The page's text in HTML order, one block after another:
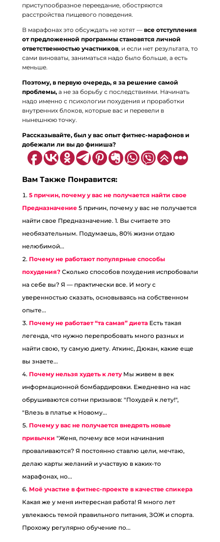
приступообразное переедание, обостряются
расстройства пищевого поведения.
В марафонах это обсуждать не хотят — все отступления
от предложенной программы становятся личной
ответственностью участников, и если нет результата, то
сами виноваты, заниматься надо было больше, а есть
меньше.
Поэтому, в первую очередь, я за решение самой
проблемы,а не за борьбу с последствиями. Начинать
надо именно с психологии похудения и проработки
внутренних блоков, которые вас и перевели в
нынешнюю точку.
Рассказывайте, был у вас опыт фитнес-марафонов и
добежали ли вы до финиша?
Вам Также Понравится:
5 причин, почему у вас не получается найти свое
Предназначение 5 причин, почему у вас не получается
найти свое Предназначение. 1. Вы считаете это
необязательным. Подумаешь, 80% жизни отдаю
нелюбимой...
Почему не работают популярные способы
похудения? Сколько способов похудения испробовали
на себе вы? Я — практически все. И могу с
уверенностью сказать, основываясь на собственном
опыте...
Почему не работает “та самая” диета Есть такая
легенда, что нужно перепробовать много разных и
найти свою, ту самую диету. Аткинс, Дюкан, какие еще
вы знаете...
Почему нельзя худеть к лету Мы живем в век
информационной бомбардировки. Ежедневно на нас
обрушиваются сотни призывов: "Похудей к лету!",
"Влезь в платье к Новому...
Почему у вас не получается внедрять новые
привычки "Женя, почему все мои начинания
проваливаются? Я постоянно ставлю цели, мечтаю,
делаю карты желаний и участвую в каких-то
марафонах, но...
Моё участие в фитнес-проекте в качестве спикера
Какая же у меня интересная работа! Я много лет
увлекаюсь темой правильного питания, ЗОЖ и спорта.
Прохожу регулярно обучение по...